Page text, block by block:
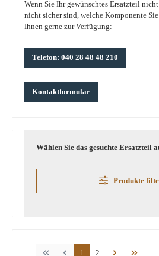
Wenn Sie Ihr gewünschtes Ersatzteil
nicht sicher sind, welche Komponente
Ihnen gerne zur Verfügung:
Telefon: 040 28 48 48 210
Kontaktformular
Wählen Sie das gesuchte Ersatzteil
Produkte
Seite
1 Seite
2